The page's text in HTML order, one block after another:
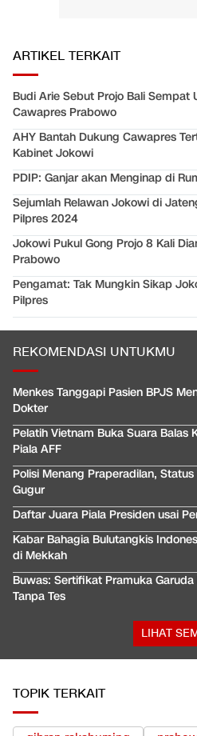
ARTIKEL TERKAIT
Budi Arie Sebut Projo Bali Sempat
Cawapres Prabowo
AHY Bantah Dukung Cawapres
Kabinet Jokowi
PDIP: Ganjar akan Menginap di
Sejumlah Relawan Jokowi di
Pilpres 2024
Jokowi Pukul Gong Projo 8 Kali
Prabowo
Pengamat: Tak Mungkin Sikap
Pilpres
REKOMENDASI UNTUKMU
Menkes Tanggapi Pasien BPJS
Dokter
Pelatih Vietnam Buka Suara Balas
Piala AFF
Polisi Menang Praperadilan,
Gugur
Daftar Juara Piala Presiden usai
Kabar Bahagia Bulutangkis
di Mekkah
Buwas: Sertifikat Pramuka
Tanpa Tes
LIHAT
TOPIK TERKAIT